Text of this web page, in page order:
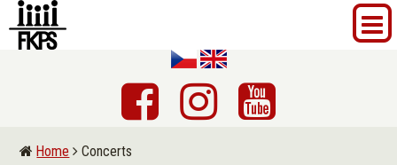
Home Concerts